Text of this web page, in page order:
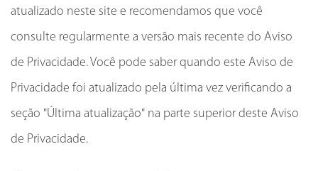
atualizado neste site e recomendamos que você
consulte regularmente a versão mais recente do Aviso
de Privacidade. Você pode saber quando este Aviso de
Privacidade foi atualizado pela última vez verificando a
seção "Última atualização" na parte superior deste Aviso
de Privacidade.